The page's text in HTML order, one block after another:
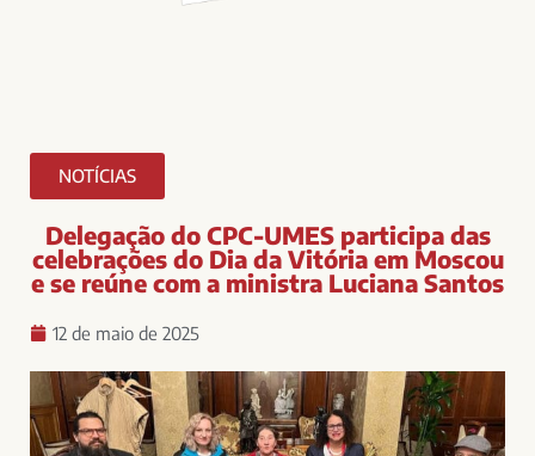
NOTÍCIAS
Delegação do CPC-UMES participa das
celebrações do Dia da Vitória em Moscou
e se reúne com a ministra Luciana Santos
12 de maio de 2025